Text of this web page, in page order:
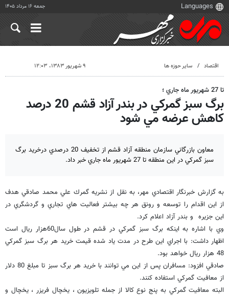
جمعه ۱۶ مرداد ۱۴۰۵
اقتصاد سایر حوزه ها ۹ شهریور ۱۳۸۳، ۱۲:۰۳
تا 27 شهريور ماه جاري ؛
برگ سبز گمركي در بندر آزاد قشم 20 درصد
كاهش عرضه مي شود
معاون بازرگاني سازمان منطقه آزاد قشم از تخفيف 20 درصدي درخريد برگ
سبز گمركي در اين منطقه تا 27 شهريور ماه جاري خبر داد.
به گزارش خبرنگار اقتصادي مهر، به نقل از نشريه گمرك علي محمد صادقي هدف
از اين اقدام را توسعه و رونق هر چه بيشتر فعاليت هاي تجاري و گردشگري در
اين جزيره و بندر آزاد اعلام كرد.
وي با اشاره به اينكه برگ سبز گمركي در قشم در طول سال60هزار ريال است
اظهار داشت: با اجراي اين طرح در مدت ياد شده قيمت خريد هر برگ سبز گمركي
48 هزار ريال خواهد بود.
صادقي افزود: مسافران پس از اين مي توانند با خريد هر برگ سبز تا مبلغ 80 دلار
از معافيت گمركي استفاده كنند.
البته معافيت گمركي به پنج نوع كالا از جمله تلويزيون ، يخچال فريزر ، يخچال و